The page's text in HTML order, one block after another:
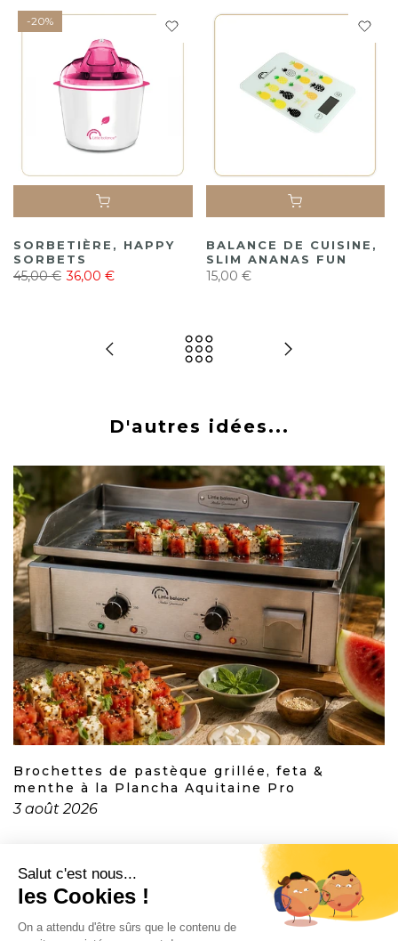
-20%
SORBETIÈRE, HAPPY
SORBETS
45,00 € 36,00 €
BALANCE DE CUISINE,
SLIM ANANAS FUN
15,00 €
D'autres idées...
Brochettes de pastèque grillée, feta &
menthe à la Plancha Aquitaine Pro
3 août 2026
CONTACT